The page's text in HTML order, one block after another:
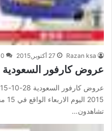
Razan ksa 27 أكتوبر,2015 0
عروض كارفور السعودية 28-10-2015
تشاهدون…